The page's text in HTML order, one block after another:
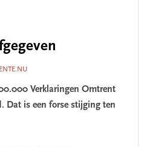
Verklaringen Omtrent
Dat is een forse stijging ten